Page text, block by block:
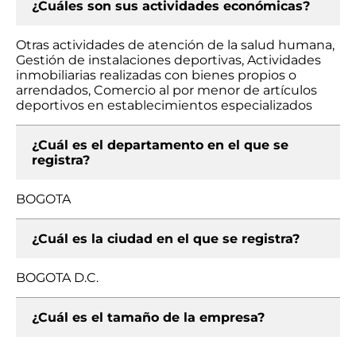
¿Cuáles son sus actividades económicas?
Otras actividades de atención de la salud humana,
Gestión de instalaciones deportivas, Actividades
inmobiliarias realizadas con bienes propios o
arrendados, Comercio al por menor de artículos
deportivos en establecimientos especializados
¿Cuál es el departamento en el que se
registra?
BOGOTA
¿Cuál es la ciudad en el que se registra?
BOGOTA D.C.
¿Cuál es el tamaño de la empresa?